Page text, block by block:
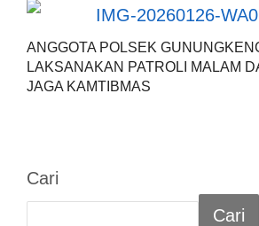
ANGGOTA POLSEK
LAKSANAKAN PATROLI MALAM
JAGA KAMTIBMAS
Cari
Cari